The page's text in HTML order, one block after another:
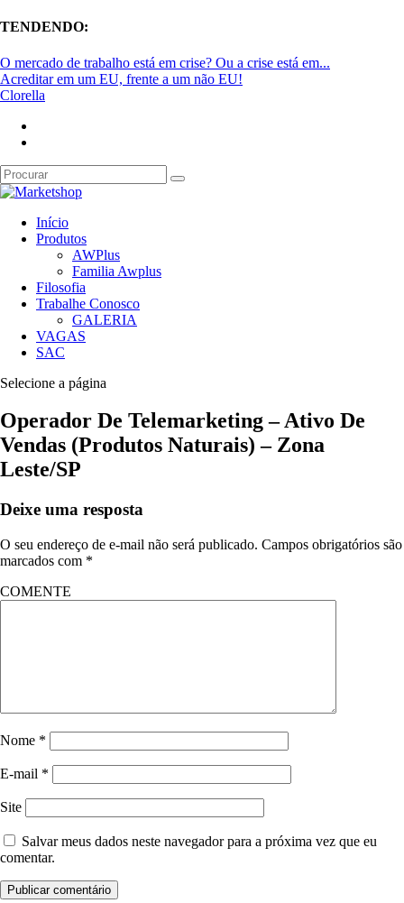
TENDENDO:
O mercado de trabalho está em crise? Ou a crise está em...
Acreditar em um EU, frente a um não EU!
Clorella
Início
Produtos
AWPlus
Familia Awplus
Filosofia
Trabalhe Conosco
GALERIA
VAGAS
SAC
Selecione a página
Operador De Telemarketing – Ativo De
Vendas (Produtos Naturais) – Zona
Leste/SP
Deixe uma resposta
O seu endereço de e-mail não será publicado. Campos obrigatórios são
marcados com *
COMENTE
Nome *
E-mail *
Site
Salvar meus dados neste navegador para a próxima vez que eu
comentar.